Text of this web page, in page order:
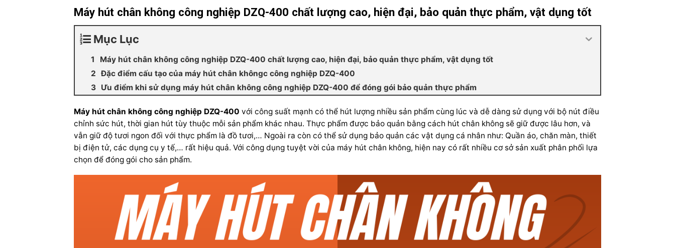
Máy hút chân không công nghiệp DZQ-400 chất lượng cao, hiện đại, bảo quản thực phẩm, vật dụng tốt
Mục Lục
Máy hút chân không công nghiệp DZQ-400 chất lượng cao, hiện đại, bảo quản thực phẩm, vật dụng tốt
Đặc điểm cấu tạo của máy hút chân khôngc công nghiệp DZQ-400
Ưu điểm khi sử dụng máy hút chân không công nghiệp DZQ-400 để đóng gói bảo quản thực phẩm
Máy hút chân không công nghiệp DZQ-400 với công suất mạnh có thể hút lượng nhiều sản phẩm cùng lúc và dễ dàng sử dụng với bộ nút điều
chỉnh sức hút, thời gian hút tùy thuộc mỗi sản phẩm khác nhau. Thực phẩm được bảo quản bằng cách hút chân không sẽ giữ được lâu hơn, và
vẫn giữ độ tươi ngon đối với thực phẩm là đồ tươi,… Ngoài ra còn có thể sử dụng bảo quản các vật dụng cá nhân như: Quần áo, chăn màn, thiết
bị điện tử, các dụng cụ y tế,… rất hiệu quả. Với công dụng tuyệt vời của máy hút chân không, hiện nay có rất nhiều cơ sở sản xuất phân phối lựa
chọn để đóng gói cho sản phẩm.